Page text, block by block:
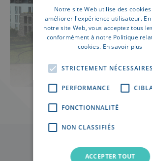
Notre site Web utilise des
améliorer l'expérience utilisateur.
notre site Web, vous acceptez tous
conformément à notre Politique
cookies. En savoir plus
STRICTEMENT NÉCESSAIRES
PERFORMANCE
FONCTIONNALITÉ
NON CLASSIFIÉS
ACCEPTER TOUT